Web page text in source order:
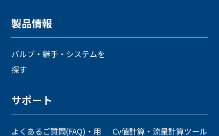
製品情報
バルブ・継手・システムを
探す
サポート
よくあるご質問(FAQ)・用
Cv値計算・流量計算ツール